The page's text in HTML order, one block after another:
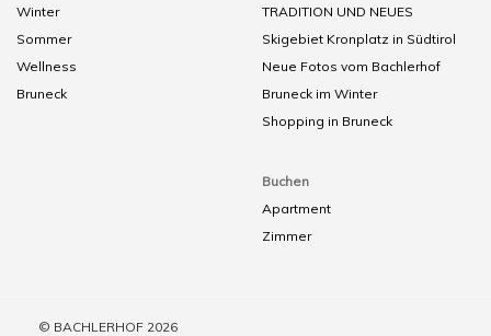
Winter
Sommer
Wellness
Bruneck
TRADITION UND NEUES
Skigebiet Kronplatz in Südtirol
Neue Fotos vom Bachlerhof
Bruneck im Winter
Shopping in Bruneck
Buchen
Apartment
Zimmer
© BACHLERHOF 2026